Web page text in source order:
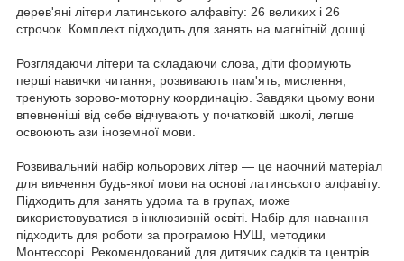
дерев'яні літери латинського алфавіту: 26 великих і 26
строчок. Комплект підходить для занять на магнітній дошці.
Розглядаючи літери та складаючи слова, діти формують
перші навички читання, розвивають пам'ять, мислення,
тренують зорово-моторну координацію. Завдяки цьому вони
впевненіші від себе відчувають у початковій школі, легше
освоюють ази іноземної мови.
Розвивальний набір кольорових літер — це наочний матеріал
для вивчення будь-якої мови на основі латинського алфавіту.
Підходить для занять удома та в групах, може
використовуватися в інклюзивній освіті. Набір для навчання
підходить для роботи за програмою НУШ, методики
Монтессорі. Рекомендований для дитячих садків та центрів